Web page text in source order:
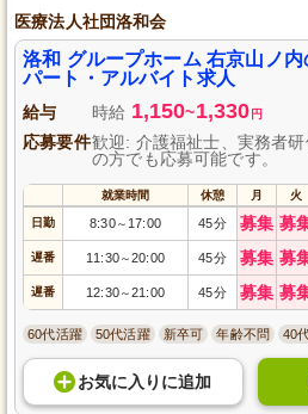
医療法人社団洛和会
洛和 グループホーム 右京山ノ
パート・アルバイト求人
給与 時給 1,150~1,330 円
応募要件歓迎: 介護福祉士、実務者
の方でも応募可能です。
就業時間 休憩 月 火
日勤 8:30～ 17:00 45分 募集 募
遅番 11:30～20:00 45分 募集 募
遅番 12:30～21:00 45分 募集 募
60代活躍 50代活躍 新卒可 年齢不問 40
お気に入り に追加